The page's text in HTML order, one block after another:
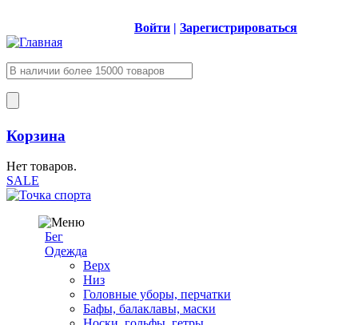
Войти | Зарегистрироваться
Корзина
Нет товаров.
SALE
Бег
Одежда
Верх
Низ
Головные уборы, перчатки
Бафы, балаклавы, маски